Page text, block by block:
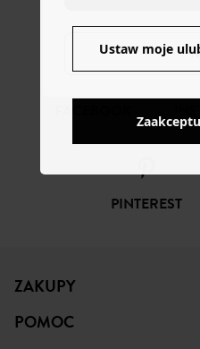
PINTEREST
ZAKUPY
POMOC
Ustaw moje